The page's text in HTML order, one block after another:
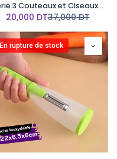
Série 3 Couteaux et Ciseaux TUOMEI R-10 (Gris )
20,000 DT37,000DT
En rupture de stock